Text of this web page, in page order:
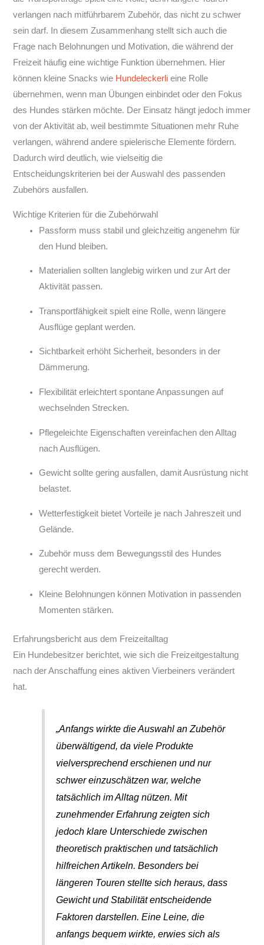
verlangen nach mitführbarem Zubehör, das nicht zu schwer
sein darf. In diesem Zusammenhang stellt sich auch die
Frage nach Belohnungen und Motivation, die während der
Freizeit häufig eine wichtige Funktion übernehmen. Hier
können kleine Snacks wie Hundeleckerlieine Rolle
übernehmen, wenn man Übungen einbindet oder den Fokus
des Hundes stärken möchte. Der Einsatz hängt jedoch immer
von der Aktivität ab, weil bestimmte Situationen mehr Ruhe
verlangen, während andere spielerische Elemente fördern.
Dadurch wird deutlich, wie vielseitig die
Entscheidungskriterien bei der Auswahl des passenden
Zubehörs ausfallen.
Wichtige Kriterien für die Zubehörwahl
Passform muss stabil und gleichzeitig angenehm für
den Hund bleiben.
Materialien sollten langlebig wirken und zur Art der
Aktivität passen.
Transportfähigkeit spielt eine Rolle, wenn längere
Ausflüge geplant werden.
Sichtbarkeit erhöht Sicherheit, besonders in der
Dämmerung.
Flexibilität erleichtert spontane Anpassungen auf
wechselnden Strecken.
Pflegeleichte Eigenschaften vereinfachen den Alltag
nach Ausflügen.
Gewicht sollte gering ausfallen, damit Ausrüstung nicht
belastet.
Wetterfestigkeit bietet Vorteile je nach Jahreszeit und
Gelände.
Zubehör muss dem Bewegungsstil des Hundes
gerecht werden.
Kleine Belohnungen können Motivation in passenden
Momenten stärken.
Erfahrungsbericht aus dem Freizeitalltag
Ein Hundebesitzer berichtet, wie sich die Freizeitgestaltung
nach der Anschaffung eines aktiven Vierbeiners verändert
hat.
„Anfangs wirkte die Auswahl an Zubehör
überwältigend, da viele Produkte
vielversprechend erschienen und nur
schwer einzuschätzen war, welche
tatsächlich im Alltag nützen. Mit
zunehmender Erfahrung zeigten sich
jedoch klare Unterschiede zwischen
theoretisch praktischen und tatsächlich
hilfreichen Artikeln. Besonders bei
längeren Touren stellte sich heraus, dass
Gewicht und Stabilität entscheidende
Faktoren darstellen. Eine Leine, die
anfangs bequem wirkte, erwies sich als